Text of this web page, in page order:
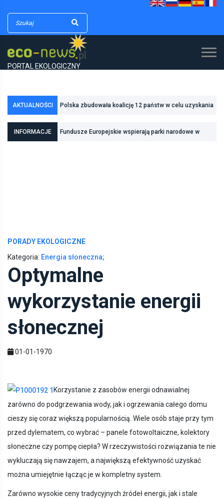
PORTAL EKOLOGICZNY
AKTUALNOŚCI
INFORMACJE Fundusze Europejskie wspierają parki narodowe w
PORADY EKOLOGICZNE
Kategoria: Energia słoneczna;
Optymalne
wykorzystanie energii
słonecznej
01-01-1970
Korzystanie z zasobów energii odnawialnej
zarówno do podgrzewania wody, jak i ogrzewania całego domu
cieszy się coraz większą popularnością. Wiele osób staje przy tym
przed dylematem, co wybrać – panele fotowoltaiczne, kolektory
słoneczne czy pompę ciepła? W rzeczywistości rozwiązania te nie
wykluczają się nawzajem, a największą efektywność uzyskać
można umiejętnie łącząc je w kompletny system.
Zarówno wysokie ceny tradycyjnych źródeł energii, jak i stale